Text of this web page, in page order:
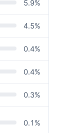
5.9%
4.5%
0.4%
0.4%
0.3%
0.1 %